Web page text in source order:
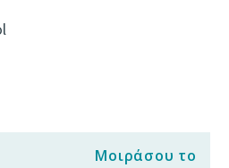
Μοιράσου το